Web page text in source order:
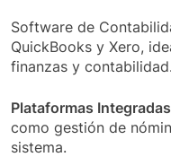
Software de
QuickBooks y Xero,
finanzas y contabilidad.
Plataformas
como gestión de
sistema.